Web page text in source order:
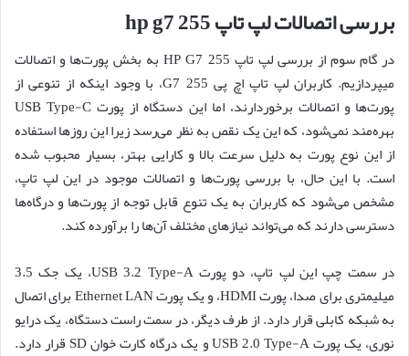
بررسی اتصالات لپ تاپ hp g7 255
در گام سوم از بررسی لپ تاپ HP G7 255 به بخش پورت‌ها و اتصالات
میپردازیم. کاربران لپ تاپ اچ پی 255 G7، با وجود اینکه از تنوعی از
پورت‌ها و اتصالات برخوردارند، اما این دستگاه از پورت USB Type-C
بهره‌مند نمی‌شود، که این یک نقص به نظر می‌رسد زیرا این روزها استفاده
از این نوع پورت به دلیل سرعت بالا و کارایی بهتر، بسیار محبوب شده
است. با این حال، با بررسی پورت‌ها و اتصالات موجود در این لپ تاپ،
مشخص می‌شود که کاربران به یک تنوع قابل توجه از پورت‌ها و درگاه‌ها
دسترسی دارند که می‌تواند نیازهای مختلف آن‌ها را برآورده کند.
در سمت چپ این لپ تاپ، دو پورت USB 3.2 Type-A، یک جک 3.5
میلیمتری برای صدا، پورت HDMI، و یک پورت Ethernet LAN برای اتصال
به شبکه کابلی قرار دارد. از طرف دیگر، در سمت راست دستگاه، یک درایو
نوری، یک پورت USB 2.0 Type-A و یک درگاه کارت خوان SD قرار دارد.